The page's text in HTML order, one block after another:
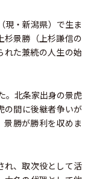
・新潟県）で生ま
杉景勝（上杉謙信の
れた兼続の人生の始
。北条家出身の景虎
の間に後継者争いが
景勝が勝利を収めま
れ、取次役として活